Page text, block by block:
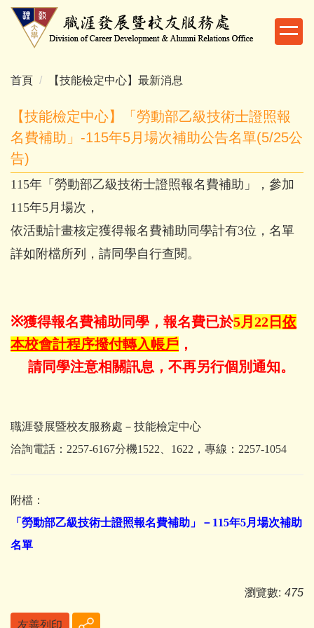
跳
內
首頁 【技能檢定中心】最新消息
【技能檢定中心】「勞動部乙級技術士證照報
名費補助」-115年5月場次補助公告名單(5/25公
告)
115年「勞動部乙級技術士證照報名費補助」，參加
115年5月場次，
依活動計畫核定獲得報名費補助同學計有3位，名單
詳如附檔所列，請同學自行查閱。
※獲得報名費補助同學，報名費已於5月22日 依
本校會計程序撥付轉入帳戶 ，
請同學注意相關訊息，不再另行個別通知。
職涯發展暨校友服務處－技能檢定中心
洽詢電話：2257-6167分機1522、1622，專線：2257-1054
附檔：
「勞動部乙級技術士證照報名費補助」－115年5月場次補助
名單
瀏覽數: 475
友善列印